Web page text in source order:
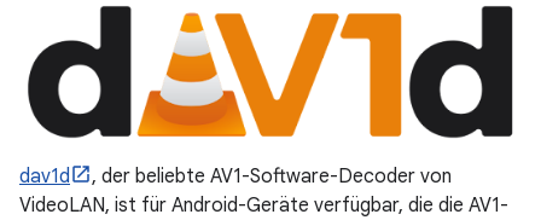
dav1d
, der beliebte AV1-Software-Decoder von
VideoLAN, ist für Android-Geräte verfügbar, die die AV1-